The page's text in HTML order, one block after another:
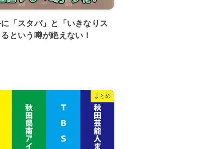
に「スタバ」と「いきなりス
という噂が絶えない！
まとめ